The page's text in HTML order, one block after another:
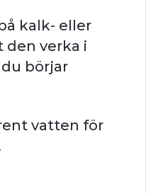
kalk- eller
den verka i
börjar
vatten för